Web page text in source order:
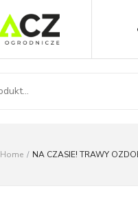
Brak produktów w
Home / NA CZASIE! TRAWY